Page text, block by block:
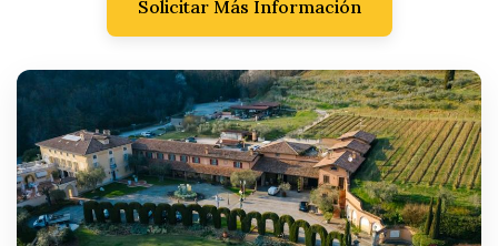
Solicitar Más Información